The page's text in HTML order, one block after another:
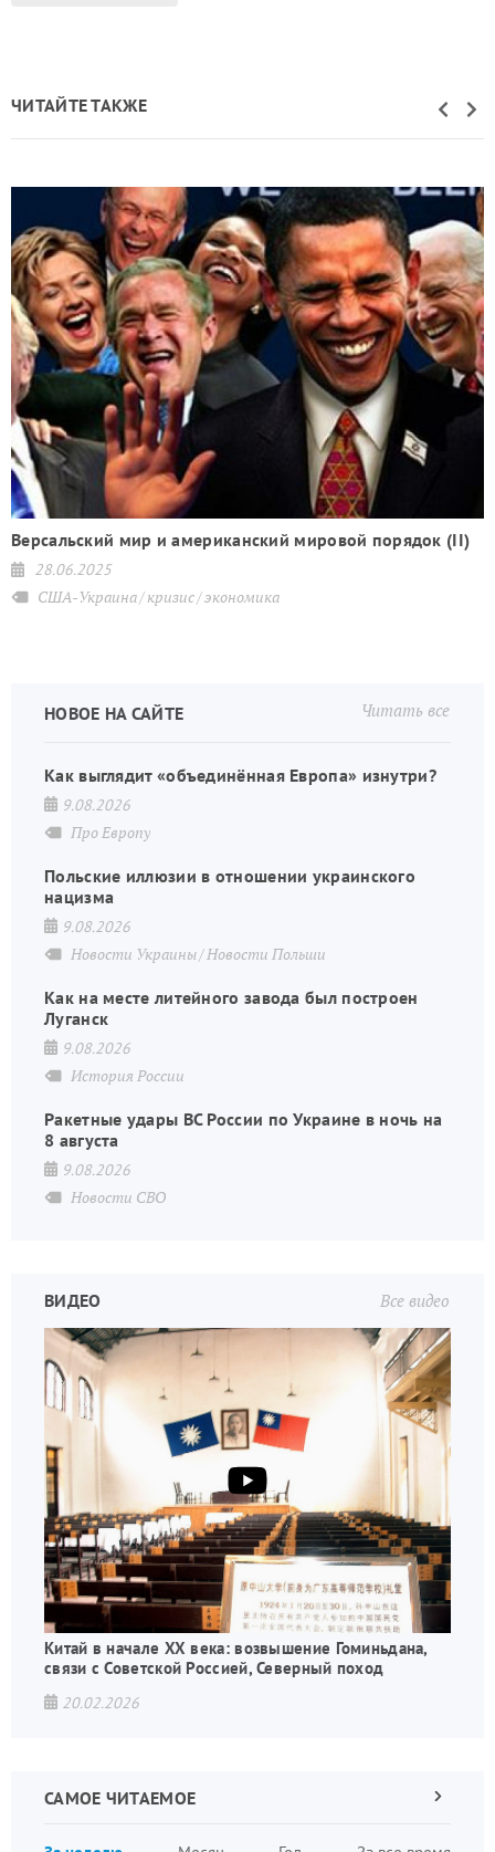
ЧИТАЙТЕ ТАКЖЕ
Версальский мир и американский мировой порядок (II)
28.06.2025
США-Украина кризис экономика
Читать все
НОВОЕ НА САЙТЕ
Как выглядит «объединённая Европа» изнутри?
9.08.2026
Про Европу
Польские иллюзии в отношении украинского
нацизма
9.08.2026
Новости Украины Новости Польши
Как на месте литейного завода был построен
Луганск
9.08.2026
История России
Ракетные удары ВС России по Украине в ночь на
8 августа
9.08.2026
Новости СВО
Все видео
ВИДЕО
Китай в начале XX века: возвышение Гоминьдана,
связи с Советской Россией, Северный поход
20.02.2026
САМОЕ ЧИТАЕМОЕ
Следующая